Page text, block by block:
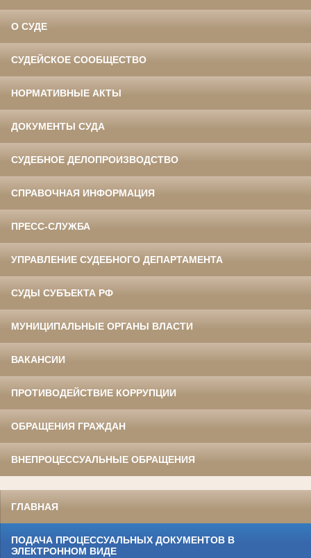
О СУДЕ
СУДЕЙСКОЕ СООБЩЕСТВО
НОРМАТИВНЫЕ АКТЫ
ДОКУМЕНТЫ СУДА
СУДЕБНОЕ ДЕЛОПРОИЗВОДСТВО
СПРАВОЧНАЯ ИНФОРМАЦИЯ
ПРЕСС-СЛУЖБА
УПРАВЛЕНИЕ СУДЕБНОГО ДЕПАРТАМЕНТА
СУДЫ СУБЪЕКТА РФ
МУНИЦИПАЛЬНЫЕ ОРГАНЫ ВЛАСТИ
ВАКАНСИИ
ПРОТИВОДЕЙСТВИЕ КОРРУПЦИИ
ОБРАЩЕНИЯ ГРАЖДАН
ВНЕПРОЦЕССУАЛЬНЫЕ ОБРАЩЕНИЯ
ГЛАВНАЯ
ПОДАЧА ПРОЦЕССУАЛЬНЫХ ДОКУМЕНТОВ В
ЭЛЕКТРОННОМ ВИДЕ